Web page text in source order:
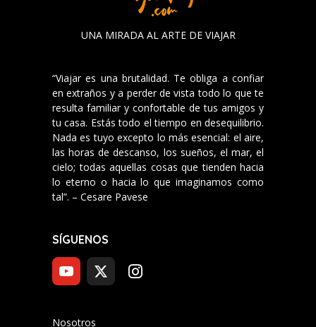
UNA MIRADA AL ARTE DE VIAJAR
“Viajar es una brutalidad. Te obliga a confiar
en extraños y a perder de vista todo lo que te
resulta familiar y confortable de tus amigos y
tu casa. Estás todo el tiempo en desequilibrio.
Nada es tuyo excepto lo más esencial: el aire,
las horas de descanso, los sueños, el mar, el
cielo; todas aquellas cosas que tienden hacia
lo eterno o hacia lo que imaginamos como
tal”. – Cesare Pavese
SÍGUENOS
Nosotros